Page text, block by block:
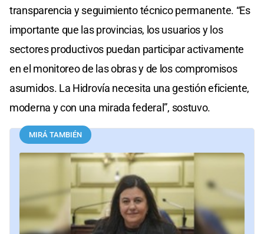
transparencia y seguimiento técnico permanente. “Es
importante que las provincias, los usuarios y los
sectores productivos puedan participar activamente
en el monitoreo de las obras y de los compromisos
asumidos. La Hidrovía necesita una gestión eficiente,
moderna y con una mirada federal”, sostuvo.
MIRÁ TAMBIÉN